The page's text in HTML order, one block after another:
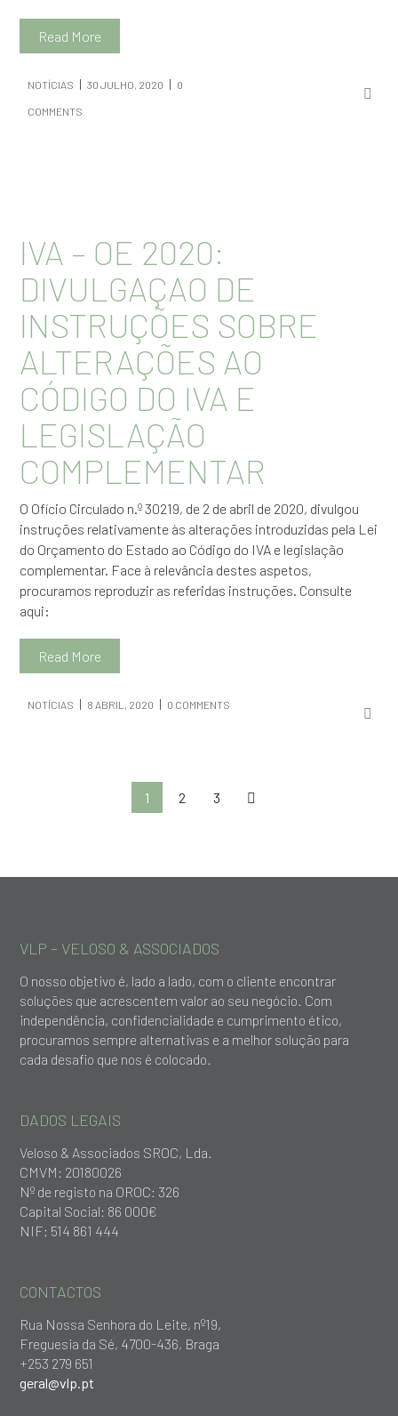
Read More
NOTÍCIAS 30 JULHO, 2020 0
COMMENTS
IVA – OE 2020:
DIVULGAÇAO DE
INSTRUÇÕES SOBRE
ALTERAÇÕES AO
CÓDIGO DO IVA E
LEGISLAÇÃO
COMPLEMENTAR
O Ofício Circulado n.º 30219, de 2 de abril de 2020, divulgou
instruções relativamente às alterações introduzidas pela Lei
do Orçamento do Estado ao Código do IVA e legislação
complementar. Face à relevância destes aspetos,
procuramos reproduzir as referidas instruções. Consulte
aqui:
Read More
NOTÍCIAS 8 ABRIL, 2020 0 COMMENTS
1 2 3
VLP – VELOSO & ASSOCIADOS
O nosso objetivo é, lado a lado, com o cliente encontrar
soluções que acrescentem valor ao seu negócio. Com
independência, confidencialidade e cumprimento ético,
procuramos sempre alternativas e a melhor solução para
cada desafio que nos é colocado.
DADOS LEGAIS
Veloso & Associados SROC, Lda.
CMVM: 20180026
Nº de registo na OROC: 326
Capital Social: 86 000€
NIF: 514 861 444
CONTACTOS
Rua Nossa Senhora do Leite, nº19,
Freguesia da Sé, 4700-436, Braga
+253 279 651
geral@vlp.pt